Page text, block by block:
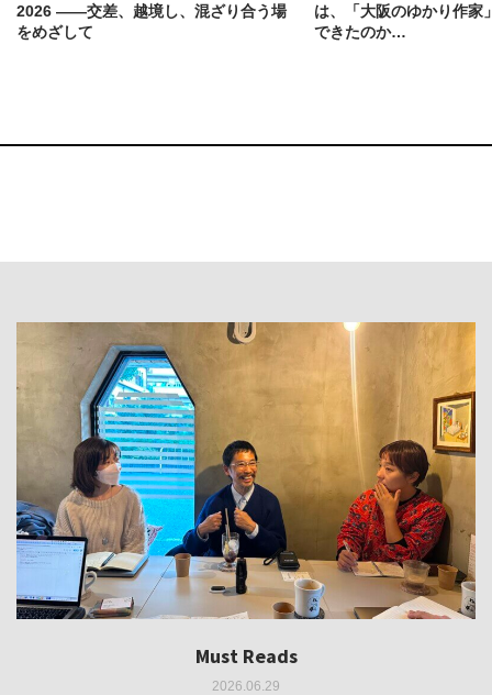
2026 ——交差、越境し、混ざり合う場
をめざして
は、「大阪のゆかり作家
できたのか…
Must Reads
2026.06.29
Must Reads
2026.05.14
Must Reads
2026.03.11
Must Reads
2026.02.25
Must Reads
2025.10.01